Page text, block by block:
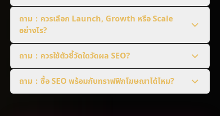
ถาม：ควรเลือก Launch, Growth หรือ Scale
อย่างไร?
ถาม：ควรใช้ตัวชี้วัดใดวัดผล SEO?
ถาม：ซื้อ SEO พร้อมกับทราฟฟิกโฆษณาได้ไหม?